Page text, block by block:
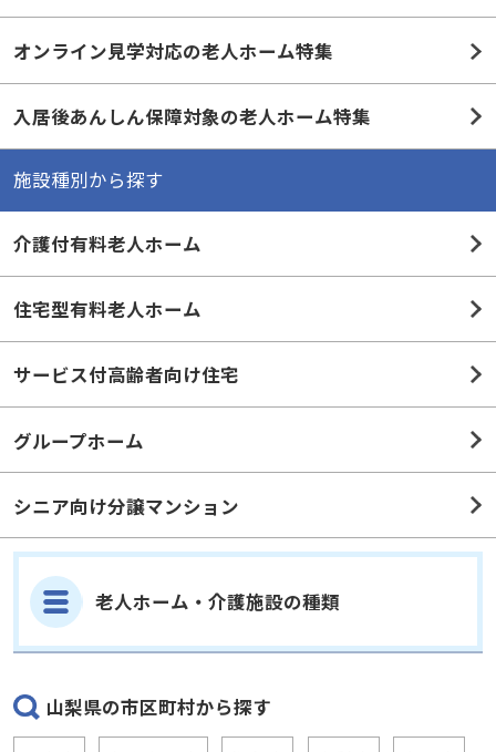
オンライン見学対応の老人ホーム特集
入居後あんしん保障対象の老人ホーム特集
施設種別から探す
介護付有料老人ホーム
住宅型有料老人ホーム
サービス付高齢者向け住宅
グループホーム
シニア向け分譲マンション
老人ホーム・介護施設の種類
山梨県の市区町村から探す